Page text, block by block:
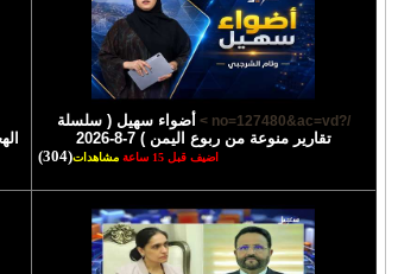
/?no=127480&ac=vd >
أضواء سهيل ( سلسلة
تقارير منوعة من ربوع اليمن ) 7-8-2026
اضيف قبل 15 ساعة مشاهدات(304)